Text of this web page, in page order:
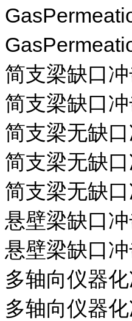
简支梁缺口
简支梁缺口
简支梁无缺
简支梁无缺
简支梁无缺
悬壁梁缺口
悬壁梁缺口
多轴向仪器
多轴向仪器